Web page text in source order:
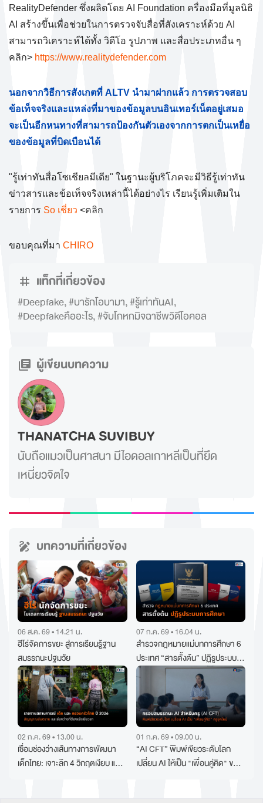
RealityDefender ซึ่งผลิตโดย AI Foundation ครื่องมือที่มูลนิธิ
AI สร้างขึ้นเพื่อช่วยในการตรวจจับสื่อที่สังเคราะห์ด้วย AI
สามารถวิเคราะห์ได้ทั้ง วิดีโอ รูปภาพ และสื่อประเภทอื่น ๆ
คลิก> https://www.realitydefender.com
นอกจากวิธีการสังเกตที่ ALTV นำมาฝากแล้ว การตรวจสอบ
ข้อเท็จจริงและแหล่งที่มาของข้อมูลบนอินเทอร์เน็ตอยู่เสมอ
จะเป็นอีกหนทางที่สามารถป้องกันตัวเองจากการตกเป็นเหยื่อ
ของข้อมูลที่บิดเบือนได้
"รู้เท่าทันสื่อโซเชียลมีเดีย" ในฐานะผู้บริโภคจะมีวิธีรู้เท่าทัน
ข่าวสารและข้อเท็จจริงเหล่านี้ได้อย่างไร เรียนรู้เพิ่มเติมใน
รายการ So เชี่ยว <คลิก
ขอบคุณที่มา CHIRO
แท็กที่เกี่ยวข้อง
#Deepfake,#บารักโอบามา,#รู้เท่าทันAI,
#Deepfakeคืออะไร,#จับโกหกมิจฉาชีพวิดีโอคอล
ผู้เขียนบทความ
THANATCHA SUVIBUY
นับถือแมวเป็นศาสนา มีไอดอลเกาหลีเป็นที่ยึด
เหนี่ยวจิตใจ
บทความที่เกี่ยวข้อง
06 ส.ค. 69 • 14.21 น.
ฮีโร่จัดการขยะ สู่การเรียนรู้ฐาน
สมรรถนะปฐมวัย
07 ก.ค. 69 • 16.04 น.
สำรวจกฎหมายแม่บทการศึกษา 6
ประเทศ “สารตั้งต้น” ปฏิรูประบบ
การศึกษา
02 ก.ค. 69 • 13.00 น.
เชื่อมช่องว่างเส้นทางการพัฒนา
เด็กไทย: เจาะลึก 4 วิกฤตเงียบ และ
01 ก.ค. 69 • 09.00 น.
“AI CFT” พิมพ์เขียวระดับโลก
เปลี่ยน AI ให้เป็น "เพื่อนคู่คิด" ของ